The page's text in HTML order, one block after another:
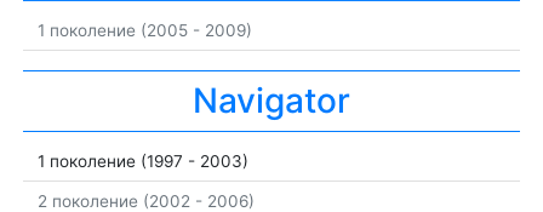
1 поколение (2005 - 2009)
Navigator
1 поколение (1997 - 2003)
2 поколение (2002 - 2006)